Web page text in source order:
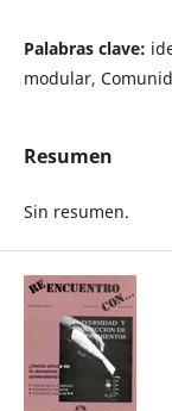
Palabras clave:
modular,
Resumen
Sin resumen.